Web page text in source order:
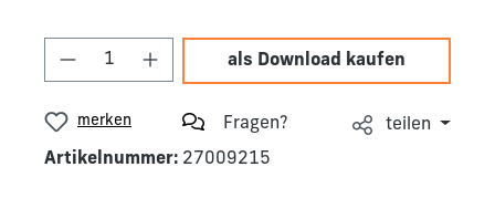
Produkt Anzahl: Gib den gewünschten
als Download kaufen
merken Fragen?
teilen
Artikelnummer: 27009215